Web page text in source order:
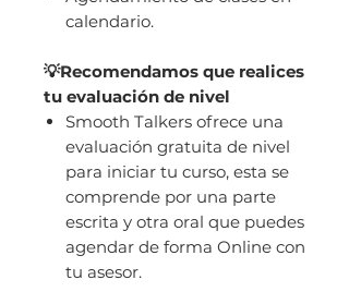
calendario.
💡Recomendamos que realices
tu evaluación de nivel
Smooth Talkers ofrece una
evaluación gratuita de nivel
para iniciar tu curso, esta se
comprende por una parte
escrita y otra oral que puedes
agendar de forma Online con
tu asesor.